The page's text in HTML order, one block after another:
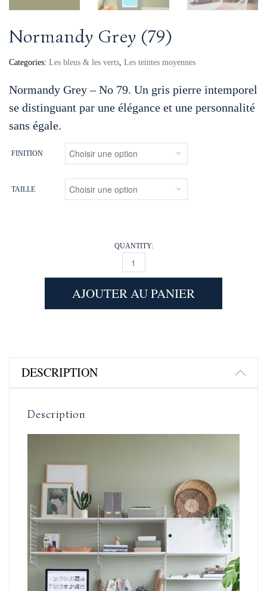
Normandy Grey (79)
Categories: Les bleus & les verts, Les teintes moyennes
Normandy Grey – No 79. Un gris pierre intemporel
se distinguant par une élégance et une personnalité
sans égale.
FINITION
TAILLE
QUANTITY:
NORMANDY GREY (79) QUANTITY
AJOUTER AU PANIER
DESCRIPTION
Description